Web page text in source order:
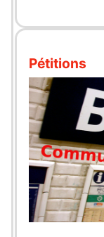
Pétitions